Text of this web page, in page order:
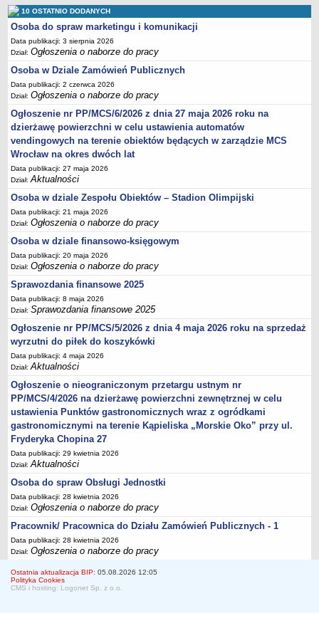
Sprawozdania finansowe 2020
Sprawozdania finansowe 2021
Sprawozdania finansowe 2022
Sprawozdania finansowe 2023
Sprawozdania finansowe 2024
Sprawozdania finansowe 2025
10 OSTATNIO DODANYCH
Osoba do spraw marketingu i komunikacji
Data publikacji: 3 sierpnia 2026
Dział:Ogłoszenia o naborze do pracy
Osoba w Dziale Zamówień Publicznych
Data publikacji: 2 czerwca 2026
Dział:Ogłoszenia o naborze do pracy
Ogłoszenie nr PP/MCS/6/2026 z dnia 27 maja 2026 roku na
dzierżawę powierzchni w celu ustawienia automatów
vendingowych na terenie obiektów będących w zarządzie MCS
Wrocław na okres dwóch lat
Data publikacji: 27 maja 2026
Dział:Aktualności
Osoba w dziale Zespołu Obiektów – Stadion Olimpijski
Data publikacji: 21 maja 2026
Dział:Ogłoszenia o naborze do pracy
Osoba w dziale finansowo-księgowym
Data publikacji: 20 maja 2026
Dział:Ogłoszenia o naborze do pracy
Sprawozdania finansowe 2025
Data publikacji: 8 maja 2026
Dział:Sprawozdania finansowe 2025
Ogłoszenie nr PP/MCS/5/2026 z dnia 4 maja 2026 roku na sprzedaż
wyrzutni do piłek do koszykówki
Data publikacji: 4 maja 2026
Dział:Aktualności
Ogłoszenie o nieograniczonym przetargu ustnym nr
PP/MCS/4/2026 na dzierżawę powierzchni zewnętrznej w celu
ustawienia Punktów gastronomicznych wraz z ogródkami
gastronomicznymi na terenie Kąpieliska „Morskie Oko” przy ul.
Fryderyka Chopina 27
Data publikacji: 29 kwietnia 2026
Dział:Aktualności
Osoba do spraw Obsługi Jednostki
Data publikacji: 28 kwietnia 2026
Dział:Ogłoszenia o naborze do pracy
Pracownik/ Pracownica do Działu Zamówień Publicznych - 1
Data publikacji: 28 kwietnia 2026
Dział:Ogłoszenia o naborze do pracy
Ostatnia aktualizacja BIP: 05.08.2026 12:05
Polityka Cookies
CMS i hosting: Logonet Sp. z o.o.